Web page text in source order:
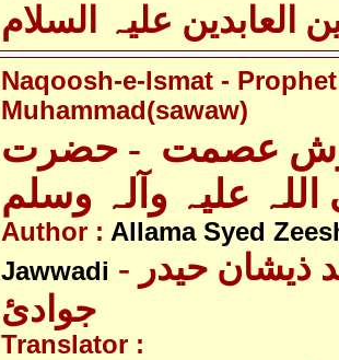
العابدین علیہ السلام
Naqoosh-e-Ismat - Prophet
Muhammad(sawaw)
عصمت - حضرت
علیہ وآلہ وسلم
Author : Allama Syed
Jawwadi - علامہ سیّد ذیشان حیدر
جوادئ
Translator :